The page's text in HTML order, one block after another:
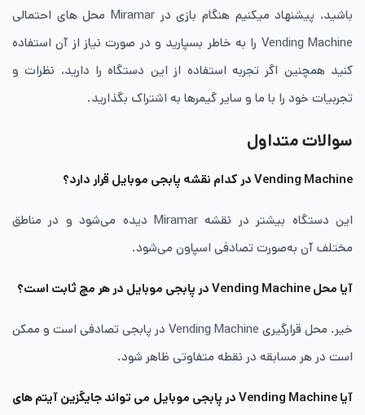
باشید، پیشنهاد میکنیم هنگام بازی در Miramar محل های احتمالی
Vending Machine را به خاطر بسپارید و در صورت نیاز از آن استفاده
کنید همچنین اگر تجربه استفاده از این دستگاه را دارید، نظرات و
تجربیات خود را با ما و سایر گیمرها به اشتراک بگذارید.
سوالات متداول
Vending Machine در کدام نقشه پابجی موبایل قرار دارد؟
این دستگاه بیشتر در نقشه Miramar دیده می‌شود و در مناطق
مختلف آن به‌صورت تصادفی اسپاون می‌شود.
آیا محل Vending Machine در پابجی موبایل در هر مچ ثابت است؟
خیر. محل قرارگیری Vending Machine در پابجی تصادفی است و ممکن
است در هر مسابقه در نقطه متفاوتی ظاهر شود.
آیا Vending Machine در پابجی موبایل می تواند جایگزین آیتم های